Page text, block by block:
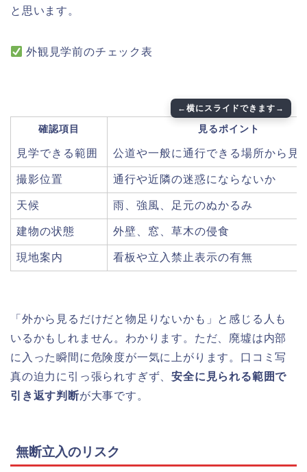
と思います。
外観見学前のチェック表
確認項目 見るポイント
見学できる範囲 公道や一般に通行できる場所から見
撮影位置 通行や近隣の迷惑にならないか
天候 雨、強風、足元のぬかるみ
建物の状態 外壁、窓、草木の侵食
現地案内 看板や立入禁止表示の有無
「外から見るだけだと物足りないかも」と感じる人も
いるかもしれません。わかります。ただ、廃墟は内部
に入った瞬間に危険度が一気に上がります。口コミ写
真の迫力に引っ張られすぎず、安全に見られる範囲で
引き返す判断が大事です。
無断立入のリスク